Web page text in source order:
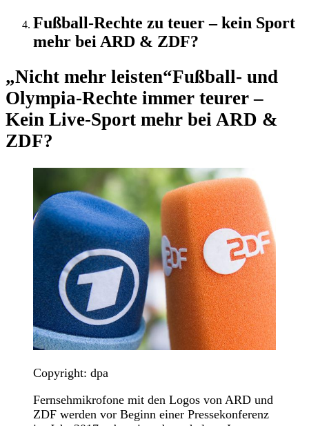
Fußball-Rechte zu teuer – kein Sport
mehr bei ARD & ZDF?
„Nicht mehr leisten“Fußball- und
Olympia-Rechte immer teurer –
Kein Live-Sport mehr bei ARD &
ZDF?
Copyright: dpa
Fernsehmikrofone mit den Logos von ARD und
ZDF werden vor Beginn einer Pressekonferenz